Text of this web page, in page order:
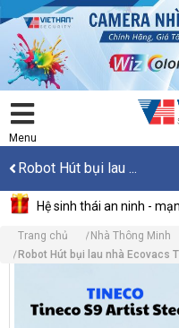
Menu
Robot Hút bụi lau ...
Hệ sinh thái an ninh -
Trang chủ
Nhà Thông Minh
Robot Hút bụi lau nhà Ecovacs